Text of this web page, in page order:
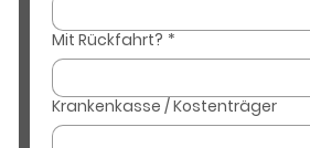
Mit Rückfahrt? *
Krankenkasse / Kostenträger